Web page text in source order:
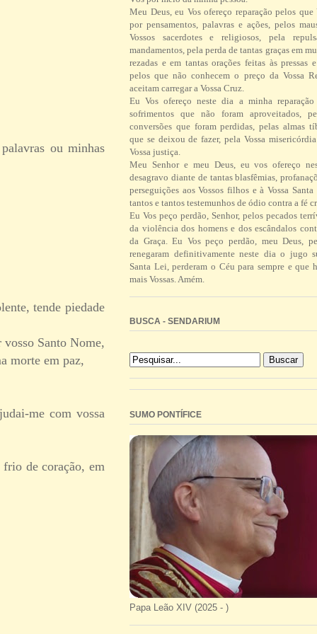
ou minhas
tende piedade
Santo Nome,
morte em paz,
me com vossa
de coração, em
Meu Deus, eu Vos ofereço reparação pelos que
por pensamentos, palavras e ações, pelos
Vossos sacerdotes e religiosos, pela
mandamentos, pela perda de tantas graças em
rezadas e em tantas orações feitas às pressas
pelos que não conhecem o preço da Vossa
aceitam carregar a Vossa Cruz.
Eu Vos ofereço neste dia a minha
sofrimentos que não foram aproveitados,
conversões que foram perdidas, pelas almas
que se deixou de fazer, pela Vossa
Vossa justiça.
Meu Senhor e meu Deus, eu vos ofereço
desagravo diante de tantas blasfêmias,
perseguições aos Vossos filhos e à Vossa
tantos e tantos testemunhos de ódio contra a fé
Eu Vos peço perdão, Senhor, pelos pecados
da violência dos homens e dos escândalos
da Graça. Eu Vos peço perdão, meu Deus,
renegaram definitivamente neste dia o jugo
Santa Lei, perderam o Céu para sempre e que
mais Vossas. Amém.
BUSCA - SENDARIUM
SUMO PONTÍFICE
Papa Leão XIV (2025 - )